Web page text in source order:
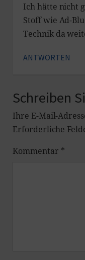
Ich hätte nicht
Stoff wie Ad-
Technik da
ANTWORTEN
Schreiben
Ihre E-Mail-
Erforderliche
Kommentar *